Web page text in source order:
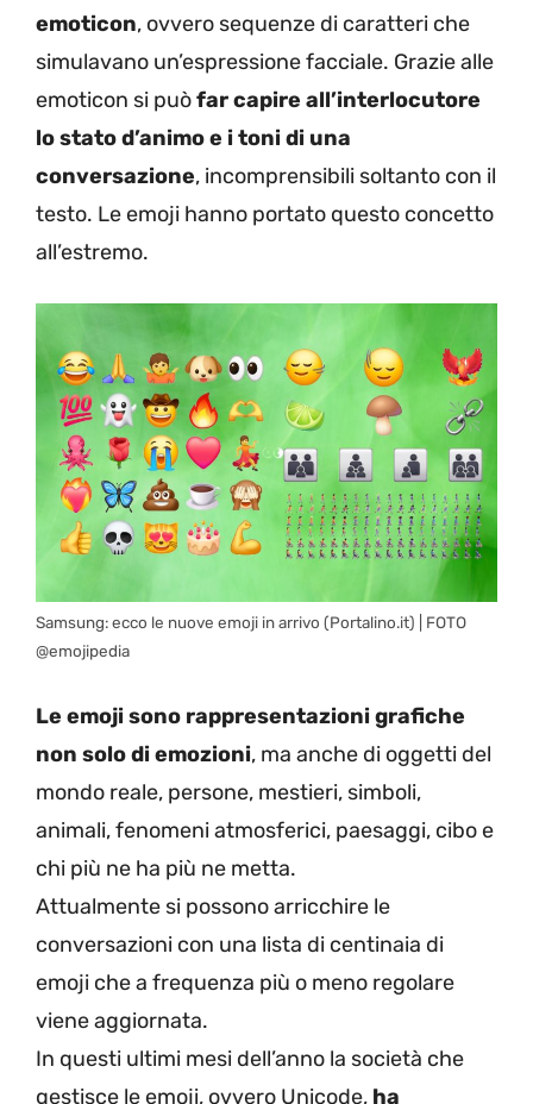
emoticon, ovvero sequenze di caratteri che
simulavano un’espressione facciale. Grazie alle
emoticon si puòfar capire all’interlocutore
lo stato d’animo e i toni di una
conversazione, incomprensibili soltanto con il
testo. Le emoji hanno portato questo concetto
all’estremo.
Samsung: ecco le nuove emoji in arrivo (Portalino.it) | FOTO
@emojipedia
Le emoji sono rappresentazioni grafiche
non solo di emozioni, ma anche di oggetti del
mondo reale, persone, mestieri, simboli,
animali, fenomeni atmosferici, paesaggi, cibo e
chi più ne ha più ne metta.
Attualmente si possono arricchire le
conversazioni con una lista di centinaia di
emoji che a frequenza più o meno regolare
viene aggiornata.
In questi ultimi mesi dell’anno la società che
gestisce le emoji, ovvero Unicode, ha